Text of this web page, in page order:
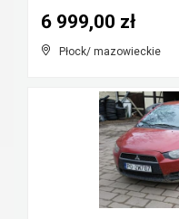
Płock/ mazowieckie
6 999,00 zł